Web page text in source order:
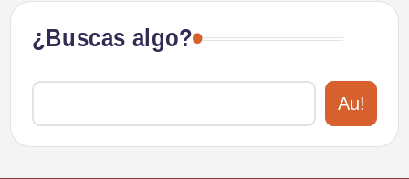
¿Buscas algo?
Au!